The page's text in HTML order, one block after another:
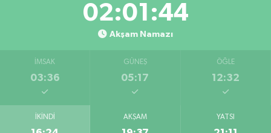
02:01:43
Akşam Namazı
İMSAK
03:36
GÜNEŞ
05:17
ÖĞLE
12:32
İKINDI AKŞAM YATSI